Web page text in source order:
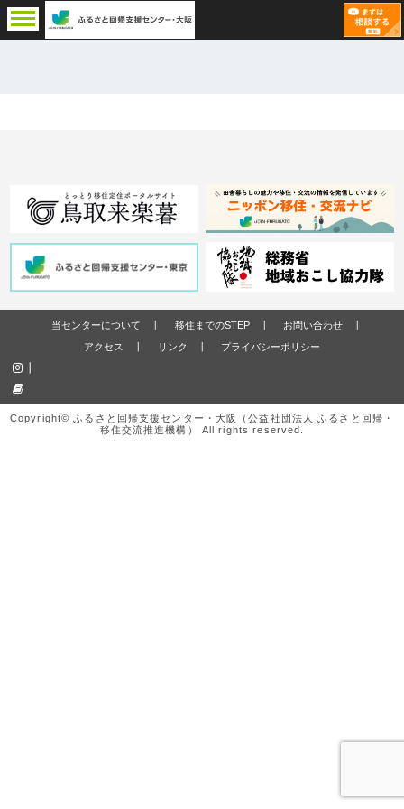
当センターについて 移住までのSTEP
お問い合わせ
アクセス
リンク プライバシーポリシー
Copyright© ふるさと回帰支援センター・大阪（公益社団法人 ふるさと回帰・
移住交流推進機構） All rights reserved.